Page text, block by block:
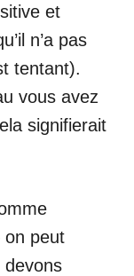
et
n’a pas
tentant).
vous avez
signifierait
peut
devons